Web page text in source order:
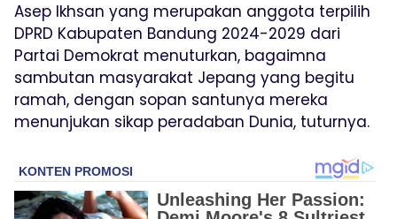
Asep Ikhsan yang merupakan anggota terpilih
DPRD Kabupaten Bandung 2024-2029 dari
Partai Demokrat menuturkan, bagaimna
sambutan masyarakat Jepang yang begitu
ramah, dengan sopan santunya mereka
menunjukan sikap peradaban Dunia, tuturnya.